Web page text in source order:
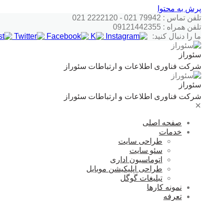
پرش به محتوا
تلفن تماس : 79942 021 - 2222120 021
تلفن همراه : 09121442355
ما را دنبال کنید:
سئوراز
شرکت فناوری اطلاعات و ارتباطات سئوراز
سئوراز
شرکت فناوری اطلاعات و ارتباطات سئوراز
✕
صفحه اصلی
خدمات
طراحی سایت
سئو سایت
اتوماسیون اداری
طراحی اپلیکیشن موبایل
تبلیغات گوگل
نمونه کارها
تعرفه